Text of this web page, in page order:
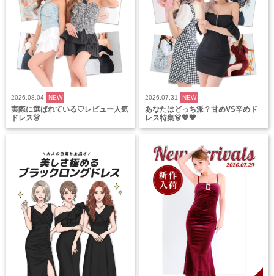
2026.08.04 NEW
実際に選ばれている♡レビュー人気
ドレス👗
2026.07.31 NEW
あなたはどっち派？甘めVS辛めド
レス特集👗💖🖤